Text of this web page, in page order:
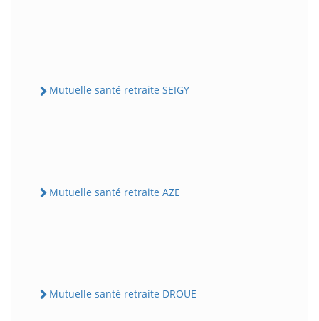
Mutuelle santé retraite SEIGY
Mutuelle santé retraite AZE
Mutuelle santé retraite DROUE